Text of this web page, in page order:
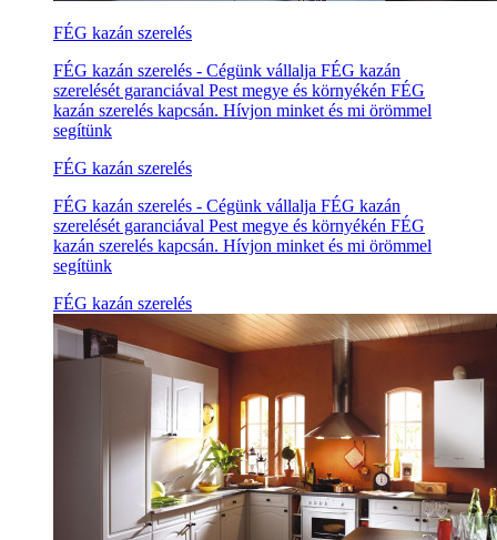
FÉG kazán szerelés
FÉG kazán szerelés - Cégünk vállalja FÉG kazán
szerelését garanciával Pest megye és környékén FÉG
kazán szerelés kapcsán. Hívjon minket és mi örömmel
segítünk
FÉG kazán szerelés
FÉG kazán szerelés - Cégünk vállalja FÉG kazán
szerelését garanciával Pest megye és környékén FÉG
kazán szerelés kapcsán. Hívjon minket és mi örömmel
segítünk
FÉG kazán szerelés